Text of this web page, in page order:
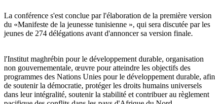
La conférence s'est conclue par l'élaboration de la première version
du «Manifeste de la jeunesse tunisienne », qui sera discutée par les
jeunes de 274 délégations avant d'annoncer sa version finale.
l'Institut maghrébin pour le développement durable, organisation
non gouvernementale, œuvre pour atteindre les objectifs des
programmes des Nations Unies pour le développement durable, afin
de soutenir la démocratie, protéger les droits humains universels
dans leur intégralité, soutenir la stabilité et contribuer au règlement